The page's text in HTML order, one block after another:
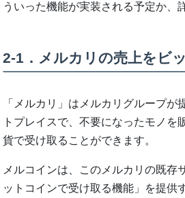
ういった機能が実装される予定か、
2‐1．メルカリの売上をビ
「メルカリ」はメルカリグループが
トプレイスで、不要になったモノを
貨で受け取ることができます。
メルコインは、このメルカリの既存
ットコインで受け取る機能」を提供